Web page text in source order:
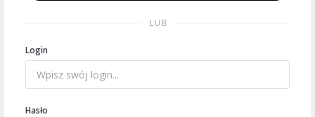
LUB
Login
Hasło